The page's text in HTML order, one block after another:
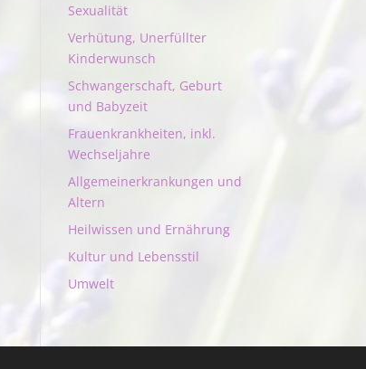
Sexualität
Verhütung, Unerfüllter
Kinderwunsch
Schwangerschaft, Geburt
und Babyzeit
Frauenkrankheiten, inkl.
Wechseljahre
Allgemeinerkrankungen und
Altern
Heilwissen und Ernährung
Kultur und Lebensstil
Umwelt